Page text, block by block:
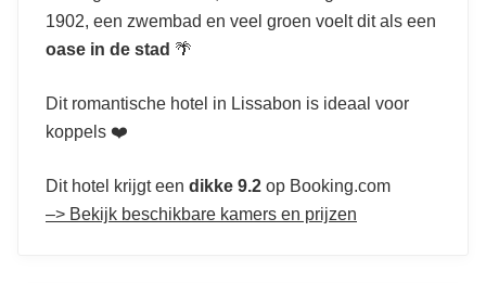
1902, een zwembad en veel groen voelt dit als een
oase in de stad 🌴
Dit romantische hotel in Lissabon is ideaal voor
koppels ❤️
Dit hotel krijgt een dikke 9.2 op Booking.com
–> Bekijk beschikbare kamers en prijzen